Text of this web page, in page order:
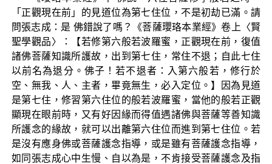
「正觀現在前」的見道位為第七住位，不是初劫已滿。請
問張志成：是 佛錯說了嗎？《菩薩瓔珞本業經》卷上〈賢
聖學觀品〉：【若修第六般若波羅蜜，正觀現在前，復值
諸佛菩薩知識所護故，出到第七住，常住不退；自此七住
以前名為退分。佛子！若不退者：入第六般若，修行於
空、無我、人、主者，畢竟無生，必入定位。】因為見道
是第七住，修習第六住位的般若波羅蜜，當他的般若正觀
顯現在眼前時，又有好因緣而得值遇諸佛與菩薩等善知識
所護念的緣故，就可以出離第六住位而進到第七住位。若
是沒有應身佛或菩薩護念指導，或是雖有菩薩護念指導，
如同張志成心中生慢、自以為是，不肯接受菩薩護念及指